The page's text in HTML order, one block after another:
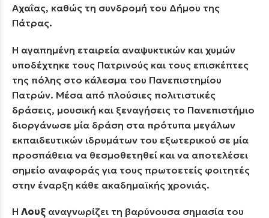
Αχαΐας, καθώς τη συνδρομή του Δήμου της
Πάτρας.
Η αγαπημένη εταιρεία αναψυκτικών και χυμών
υποδέχτηκε τους Πατρινούς και τους επισκέπτες
της πόλης στο κάλεσμα του Πανεπιστημίου
Πατρών. Μέσα από πλούσιες πολιτιστικές
δράσεις, μουσική και ξεναγήσεις το Πανεπιστήμιο
διοργάνωσε μία δράση στα πρότυπα μεγάλων
εκπαιδευτικών ιδρυμάτων του εξωτερικού σε μία
προσπάθεια να θεσμοθετηθεί και να αποτελέσει
σημείο αναφοράς για τους πρωτοετείς φοιτητές
στην έναρξη κάθε ακαδημαϊκής χρονιάς.
Η Λουξ αναγνωρίζει τη βαρύνουσα σημασία του